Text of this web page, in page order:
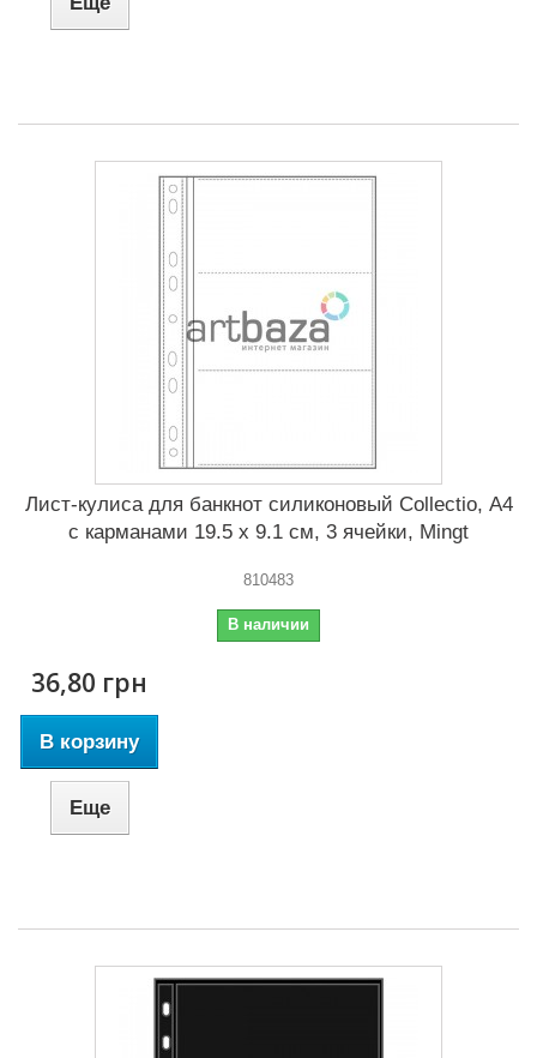
Лист-кулиса для банкнот силиконовый Сollectio, А4
с карманами 19.5 x 9.1 см, 3 ячейки, Mingt
810483
В наличии
36,80 грн
В корзину
Еще